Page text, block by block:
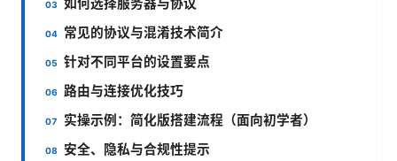
如何选择服务器与协议
常见的协议与混淆技术简介
针对不同平台的设置要点
路由与连接优化技巧
实操示例：简化版搭建流程（面向初学者）
安全、隐私与合规性提示